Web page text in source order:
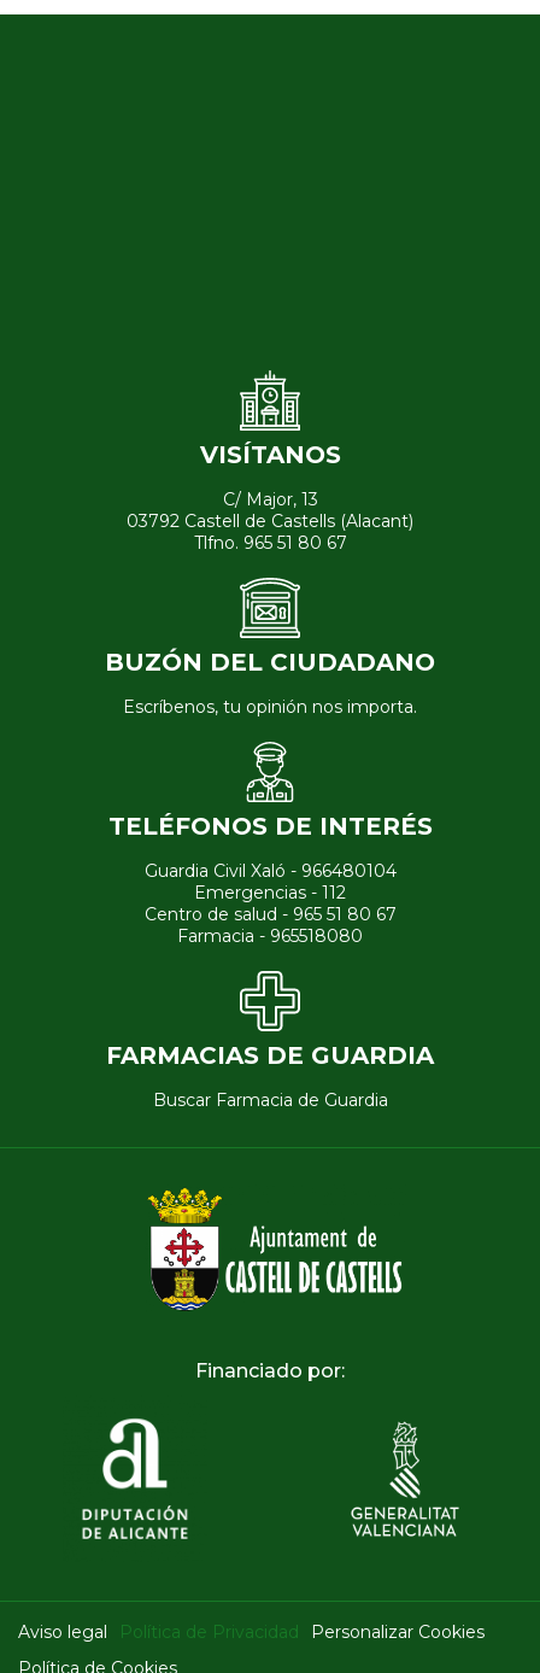
VISÍTANOS
C/ Major, 13
03792 Castell de Castells (Alacant)
Tlfno. 965 51 80 67
BUZÓN DEL CIUDADANO
Escríbenos, tu opinión nos importa.
TELÉFONOS DE INTERÉS
Guardia Civil Xaló - 966480104
Emergencias - 112
Centro de salud - 965 51 80 67
Farmacia - 965518080
FARMACIAS DE GUARDIA
Buscar Farmacia de Guardia
Financiado por:
Aviso legal Política de Privacidad
Personalizar Cookies
Política de Cookies